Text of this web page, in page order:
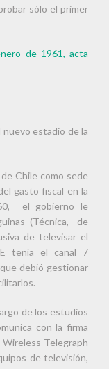
sólo el primer
de 1961, acta
estadio de la
Chile como sede
gasto fiscal en la
el gobierno le
(Técnica, de
de televisar el
tenía el canal 7
debió gestionar
de los estudios
con la firma
Wireless Telegraph
de televisión,